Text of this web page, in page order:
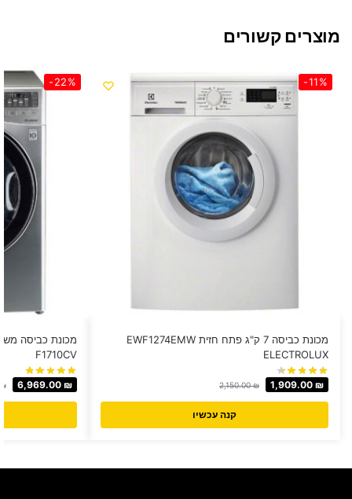
מוצרים קשורים
-11%
מכונת כביסה 7 ק"ג פתח חזית EWF1274EMW
ELECTROLUX
2,150.00₪ 1,909.00 ₪
קנה עכשיו
-22%
F1710CV
₪ 6,969.00 ₪